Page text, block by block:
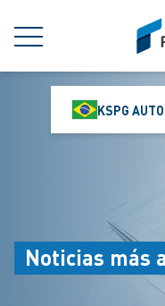
MENÚ
siteLogo
KSPG
Noticias más